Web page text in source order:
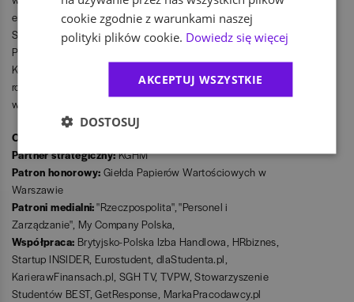
emocjonalna". Nagrodę główną na ręce Tomasza
Szabluka przekazała Sylwia Hałas, Dyrektor ds.
Programów Edukacyjnych i Rozwoju Akademii Leona
Koźmińskiego. Wśród pozostałych uczestników
rozlosowane zostały nagrody w postaci książek
wydawnictwa MT Biznes wydanych pod patronatem GMC.
Organizator w Polsce:
Partner strategiczny:KGHM
Patron honorowy: Giełda Papierów Wartościowych w
Warszawie
Patroni medialni:"Rzeczpospolita", "Personel i
Zarządzanie", My Company Polska,
Współpraca: Brytyjsko-Polska Izba Handlowa, HRbiznes,
Startup INSIDER, Eurostudent, dlaStudenta.pl,
KarierawFinansach.pl, SGH TV, TVPW, Stowarzyszenie
Studentów BEST, GetResponse, MarkaPracodawcy.pl
cookie zgodnie z warunkami naszej
polityki plików cookie. Dowiedz się więcej
AKCEPTUJ WSZYSTKIE
DOSTOSUJ